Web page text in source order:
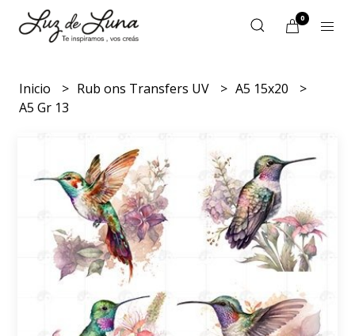
0
Inicio Rub ons Transfers UV
A5 15x20
A5 Gr 13